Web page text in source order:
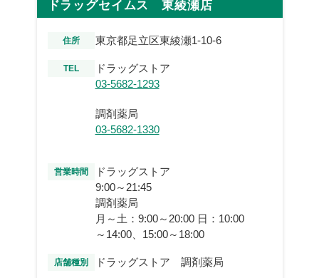
ドラッグセイムス 東綾瀬店
住所 東京都足立区東綾瀬1-10-6
TEL
ドラッグストア
03-5682-1293
調剤薬局
03-5682-1330
営業時間
ドラッグストア
9:00～21:45
調剤薬局
月～土：9:00～20:00 日：10:00
～14:00、15:00～18:00
店舗種別 ドラッグストア 調剤薬局